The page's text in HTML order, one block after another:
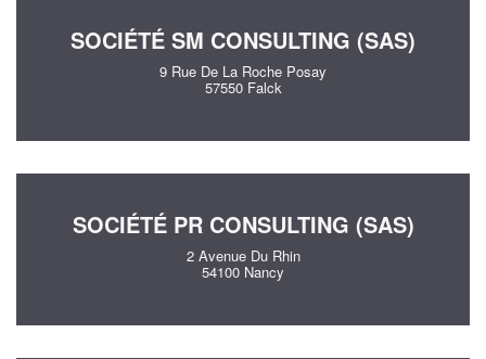
SOCIÉTÉ SM CONSULTING (SAS)
9 Rue De La Roche Posay
57550 Falck
SOCIÉTÉ PR CONSULTING (SAS)
2 Avenue Du Rhin
54100 Nancy